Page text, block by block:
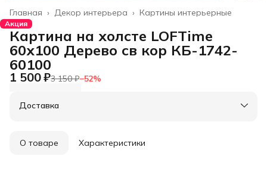
Картины интерьерные
Декор интерьера ›
Главная ›
Акция
Картина на холсте LOFTime
60х100 Дерево св кор КБ-1742-
60100
1 500 ₽3 150 ₽−52%
Доставка
О товаре Характеристики